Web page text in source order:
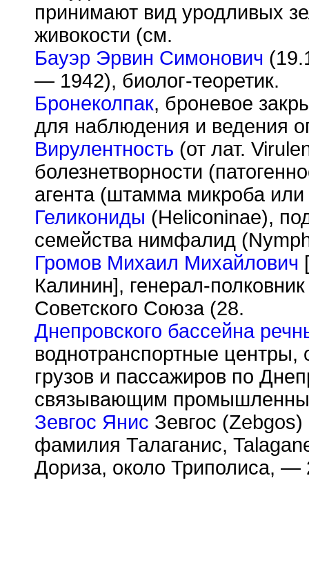
принимают вид уродливых
живокости (см.
Бауэр Эрвин Симонович
— 1942), биолог-теоретик.
Бронеколпак, броневое
для наблюдения и ведения
Вирулентность (от лат.
болезнетворности
агента (штамма микроба или
Геликониды (Heliconinae),
семейства нимфалид
Громов Михаил Михайлович
Калинин], генерал-
Советского Союза (28.
Днепровского бассейна
воднотранспортные центры,
грузов и пассажиров по
связывающим
Зевгос Янис Зевгос
фамилия Талаганис,
Дориза, около Триполиса, —